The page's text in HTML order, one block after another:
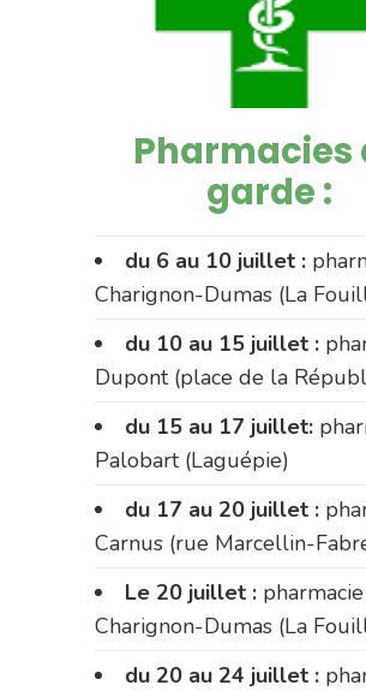
Pharmacies
garde :
du 6 au 10 juillet :
Charignon-Dumas (La
du 10 au 15 juillet :
Dupont (place de la
du 15 au 17 juillet:
Palobart (Laguépie)
du 17 au 20 juillet :
Carnus (rue Marcellin-
Le 20 juillet : pharmacie
Charignon-Dumas (La
du 20 au 24 juillet :